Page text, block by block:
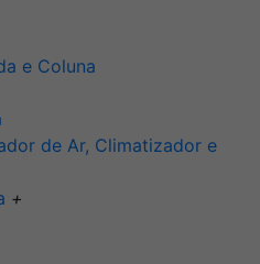
e Coluna
de Ar, Climatizador e
+